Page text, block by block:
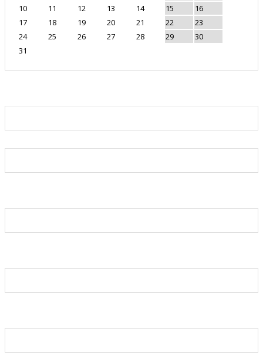
10
11 12 13 14 15
16
17
18 19 20 21 22
23
24
25 26 27 28 29
30
31